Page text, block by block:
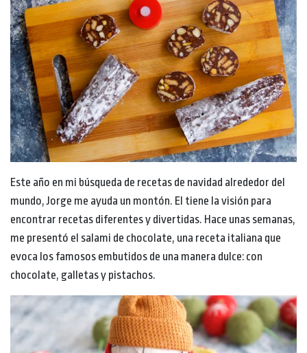
Este año en mi búsqueda de recetas de navidad alrededor del
mundo, Jorge me ayuda un montón. El tiene la visión para
encontrar recetas diferentes y divertidas. Hace unas semanas,
me presentó el salami de chocolate, una receta italiana que
evoca los famosos embutidos de una manera dulce: con
chocolate, galletas y pistachos.